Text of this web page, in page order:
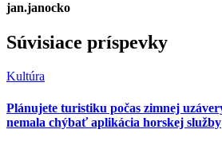
jan.janocko
Súvisiace príspevky
Kultúra
Plánujete turistiku počas zimnej
nemala chýbať aplikácia horskej služby